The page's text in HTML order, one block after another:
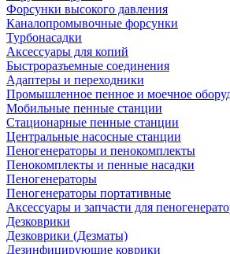
Форсунки высокого давления
Каналопромывочные форсунки
Турбонасадки
Аксессуары для копий
Быстроразъемные соединения
Адаптеры и переходники
Промышленное пенное и моечное
Мобильные пенные станции
Стационарные пенные станции
Центральные насосные станции
Пеногенераторы и пенокомплекты
Пенокомплекты и пенные насадки
Пеногенераторы
Пеногенераторы портативные
Аксессуары и запчасти для
Дезковрики
Дезковрики (Дезматы)
Дезинфицирующие коврики